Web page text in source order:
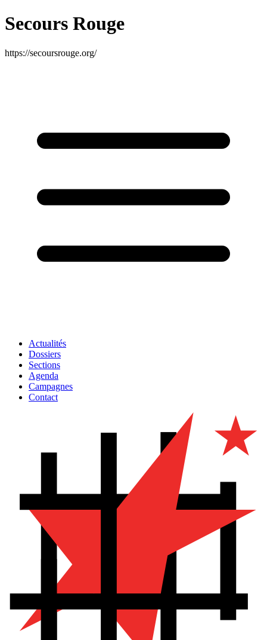
Secours Rouge
https://secoursrouge.org/
Actualités
Dossiers
Sections
Agenda
Campagnes
Contact